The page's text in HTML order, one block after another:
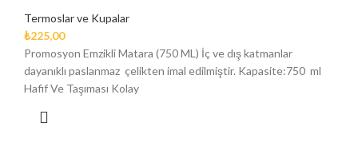
Termoslar ve Kupalar
₺225,00
Promosyon Emzikli Matara (750 ML) İç ve dış katmanlar
dayanıklı paslanmaz çelikten imal edilmiştir. Kapasite:750 ml
Hafif Ve Taşıması Kolay